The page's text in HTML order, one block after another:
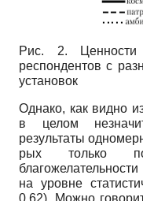
Рис. 2.
респондентов с
установок
Однако, как видно
в целом
результаты
рых только
на уровне